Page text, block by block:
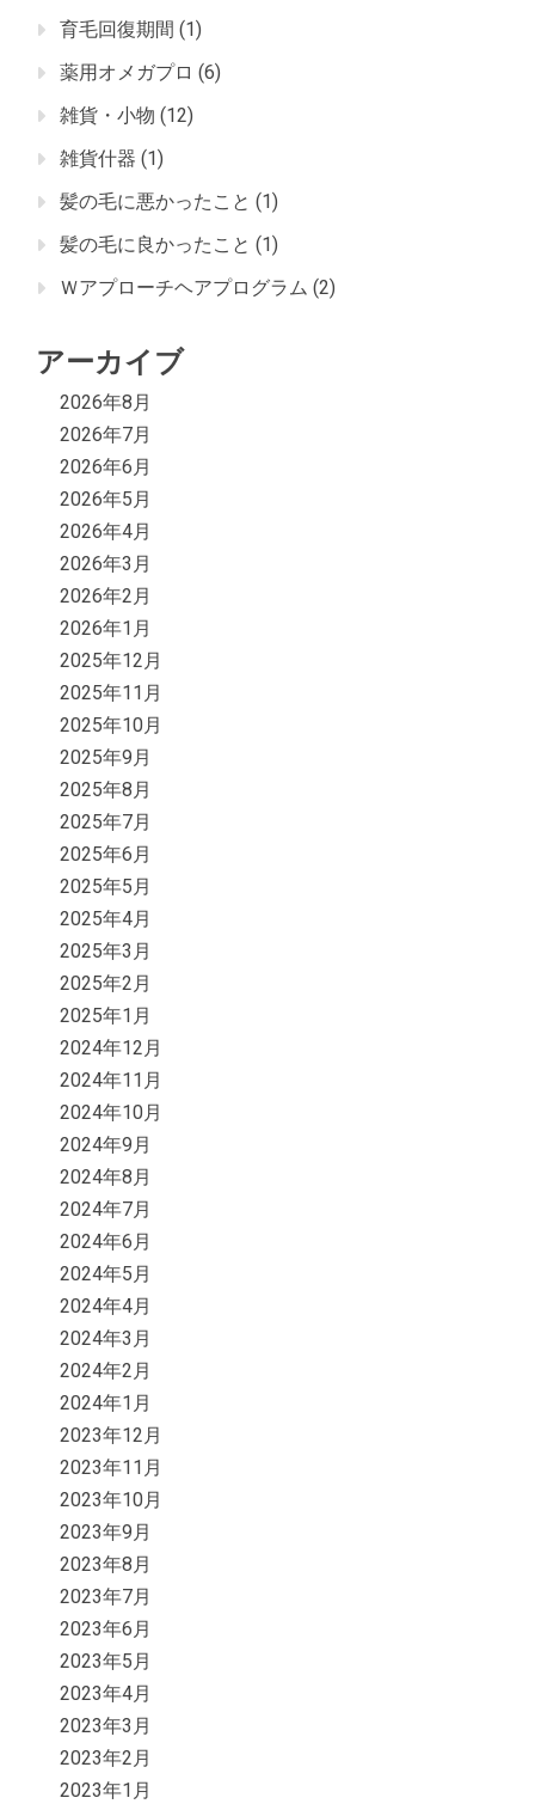
育毛回復期間 (1)
薬用オメガプロ (6)
雑貨・小物 (12)
雑貨什器 (1)
髪の毛に悪かったこと (1)
髪の毛に良かったこと (1)
Ｗアプローチヘアプログラム (2)
アーカイブ
2026年8月
2026年7月
2026年6月
2026年5月
2026年4月
2026年3月
2026年2月
2026年1月
2025年12月
2025年11月
2025年10月
2025年9月
2025年8月
2025年7月
2025年6月
2025年5月
2025年4月
2025年3月
2025年2月
2025年1月
2024年12月
2024年11月
2024年10月
2024年9月
2024年8月
2024年7月
2024年6月
2024年5月
2024年4月
2024年3月
2024年2月
2024年1月
2023年12月
2023年11月
2023年10月
2023年9月
2023年8月
2023年7月
2023年6月
2023年5月
2023年4月
2023年3月
2023年2月
2023年1月